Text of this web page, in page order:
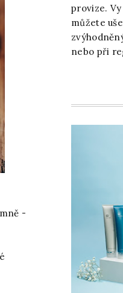
-
provize.
můžete
nebo při